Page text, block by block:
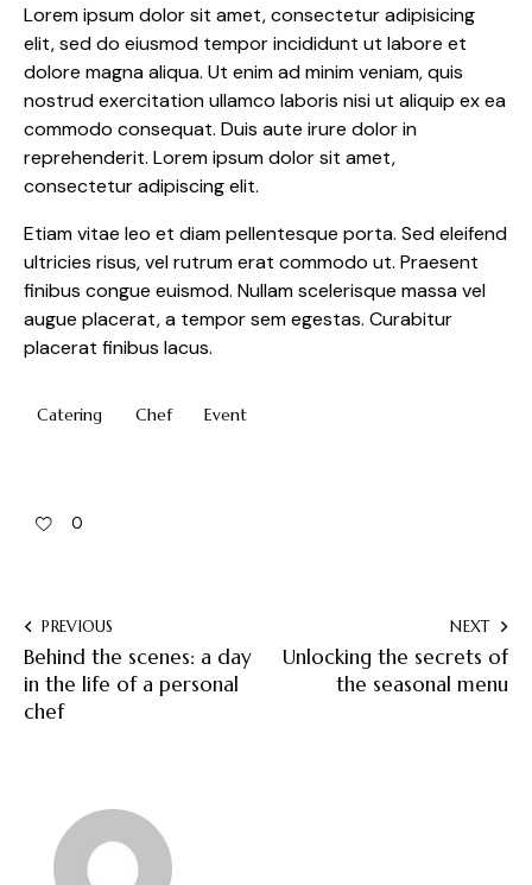
Lorem ipsum dolor sit amet, consectetur adipisicing
elit, sed do eiusmod tempor incididunt ut labore et
dolore magna aliqua. Ut enim ad minim veniam, quis
nostrud exercitation ullamco laboris nisi ut aliquip ex ea
commodo consequat. Duis aute irure dolor in
reprehenderit. Lorem ipsum dolor sit amet,
consectetur adipiscing elit.
Etiam vitae leo et diam pellentesque porta. Sed eleifend
ultricies risus, vel rutrum erat commodo ut. Praesent
finibus congue euismod. Nullam scelerisque massa vel
augue placerat, a tempor sem egestas. Curabitur
placerat finibus lacus.
Catering Chef Event
0
PREVIOUS
Behind the scenes: a day
in the life of a personal
chef
NEXT
Unlocking the secrets of
the seasonal menu